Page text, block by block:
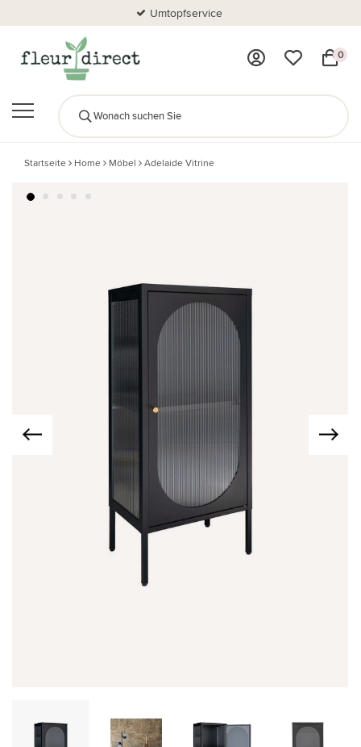
Umtopfservice
0
Startseite Home Möbel Adelaide Vitrine